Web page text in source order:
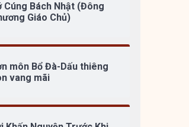
Cúng Bách Nhật (Đông
Giáo Chủ)
môn Bổ Đà-Dấu thiêng
vang mãi